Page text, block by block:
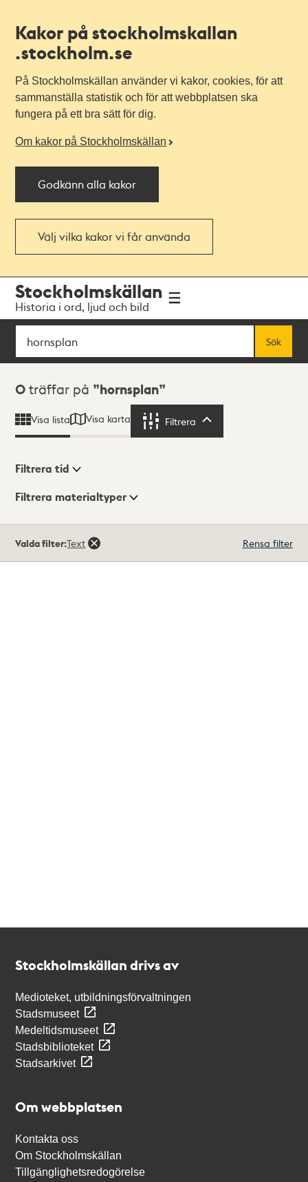
Kakor på stockholmskallan
.stockholm.se
På Stockholmskällan använder vi kakor, cookies, för att
sammanställa statistik och för att webbplatsen ska
fungera på ett bra sätt för dig.
Om kakor på Stockholmskällan
Godkänn alla kakor
Välj vilka kakor vi får använda
navigationen
huvudinnehållet
Stockholmskällan
Historia i ord, ljud och bild
Sök
Sök
Sökresultat
0 träffar på hornsplan
Visa lista Visa karta Filtrera
Visningsläge
Filtrera tid
Filtrera materialtyper
träffar
Valda filter:Text Rensa filter
Stockholmskällan drivs av
Medioteket, utbildningsförvaltningen
Stadsmuseet
Medeltidsmuseet
Stadsbiblioteket
Stadsarkivet
Om webbplatsen
Kontakta oss
Om Stockholmskällan
Tillgänglighetsredogörelse